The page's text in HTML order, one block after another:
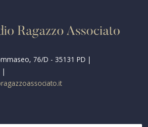
76/D - 35131 PD |
|